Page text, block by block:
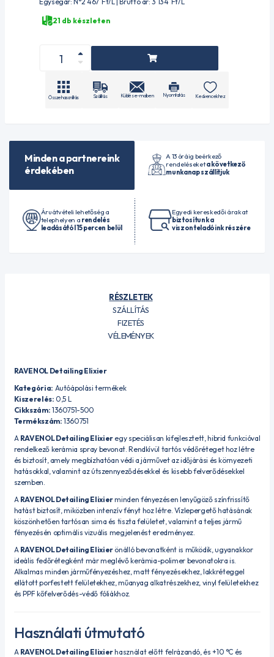
21 db készleten
Összehasonlítás Szállítás Küldés e-mailben Nyomtatás Kedvencekhez
Minden a partnereink
érdekében
A 13 óráig beérkező
rendeléseketa következő
munkanap szállítjuk
Áruátvételi lehetőség a
telephelyen a rendelés
leadásától 15 percen belül
Egyedi kereskedői árakat
biztosítunk a
viszonteladóink részére
RÉSZLETEK
SZÁLLÍTÁS
FIZETÉS
VÉLEMÉNYEK
RAVENOL Detailing Elixier
Kategória: Autóápolási termékek
Kiszerelés: 0,5 L
Cikkszám: 1360751-500
Termékszám: 1360751
A RAVENOL Detailing Elixieregy speciálisan kifejlesztett, hibrid funkcióval
rendelkező kerámia spray bevonat. Rendkívül tartós védőréteget hoz létre
és biztosít, amely megbízhatóan védi a járművet az időjárási és környezeti
hatásokkal, valamint az útszennyeződésekkel és kisebb felverődésekkel
szemben.
A RAVENOL Detailing Elixierminden fényezésen lenyűgöző színfrissítő
hatást biztosít, miközben intenzív fényt hoz létre. Vízlepergető hatásának
köszönhetően tartósan sima és tiszta felületet, valamint a teljes jármű
fényezésén optimális vizuális megjelenést eredményez.
A RAVENOL Detailing Elixierönálló bevonatként is működik, ugyanakkor
ideális fedőrétegként már meglévő kerámia-polimer bevonatokra is.
Alkalmas minden járműfényezéshez, matt fényezésekhez, lakkréteggel
ellátott porfestett felületekhez, műanyag alkatrészekhez, vinyl felületekhez
és PPF kőfelverődés-védő fóliákhoz.
Használati útmutató
A RAVENOL Detailing Elixierhasználat előtt felrázandó, és +10 °C és